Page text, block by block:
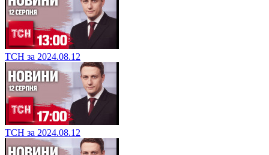
ТСН за 2024.08.12
ТСН за 2024.08.12